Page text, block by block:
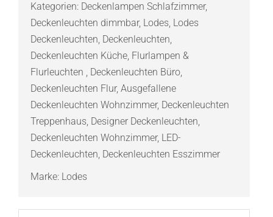
Menge
Kategorien: Deckenlampen Schlafzimmer,
Deckenleuchten dimmbar, Lodes, Lodes
Deckenleuchten, Deckenleuchten,
Deckenleuchten Küche, Flurlampen &
Flurleuchten , Deckenleuchten Büro,
Deckenleuchten Flur, Ausgefallene
Deckenleuchten Wohnzimmer, Deckenleuchten
Treppenhaus, Designer Deckenleuchten,
Deckenleuchten Wohnzimmer, LED-
Deckenleuchten, Deckenleuchten Esszimmer
Marke: Lodes